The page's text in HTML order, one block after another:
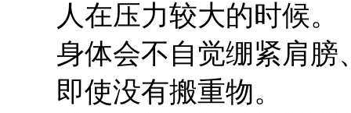
人在压力较大的时候。
身体会不自觉绷紧肩膀
即使没有搬重物。